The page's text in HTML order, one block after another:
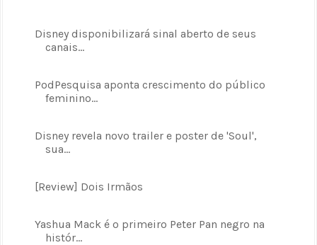
Disney disponibilizará sinal aberto de seus
canais...
PodPesquisa aponta crescimento do público
feminino...
Disney revela novo trailer e poster de 'Soul',
sua...
[Review] Dois Irmãos
Yashua Mack é o primeiro Peter Pan negro na
histór...